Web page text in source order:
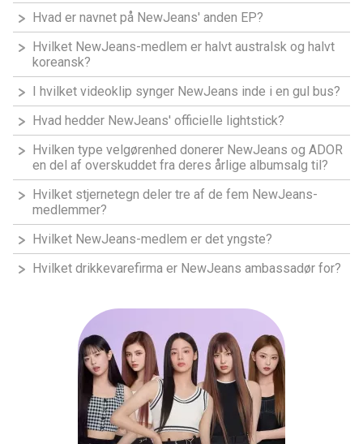
Hvad er navnet på NewJeans' anden EP?
Hvilket NewJeans-medlem er halvt australsk og halvt
koreansk?
I hvilket videoklip synger NewJeans inde i en gul bus?
Hvad hedder NewJeans' officielle lightstick?
Hvilken type velgørenhed donerer NewJeans og ADOR
en del af overskuddet fra deres årlige albumsalg til?
Hvilket stjernetegn deler tre af de fem NewJeans-
medlemmer?
Hvilket NewJeans-medlem er det yngste?
Hvilket drikkevarefirma er NewJeans ambassadør for?